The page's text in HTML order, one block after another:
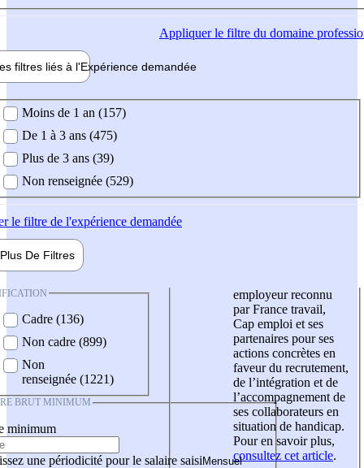
Appliquerle filtre du domaine
filtres liés à l'Expérience demandée
demandée
Moins de 1 an (157)
De 1 à 3 ans (475)
Plus de 3 ans (39)
Non renseignée (529)
le filtre de l'expérience demandée
Plus De Filtres
Cadre (136)
Non cadre (899)
Non
renseignée (1221)
BRUT MINIMUM
minimum
une périodicité pour le salaire saisi
employeur reconnu
par France travail,
Cap emploi et ses
partenaires pour ses
actions concrètes en
faveur du recrutement,
de l’intégration et de
l’accompagnement de
ses collaborateurs en
situation de handicap.
Pour en savoir plus,
consultez cet article.